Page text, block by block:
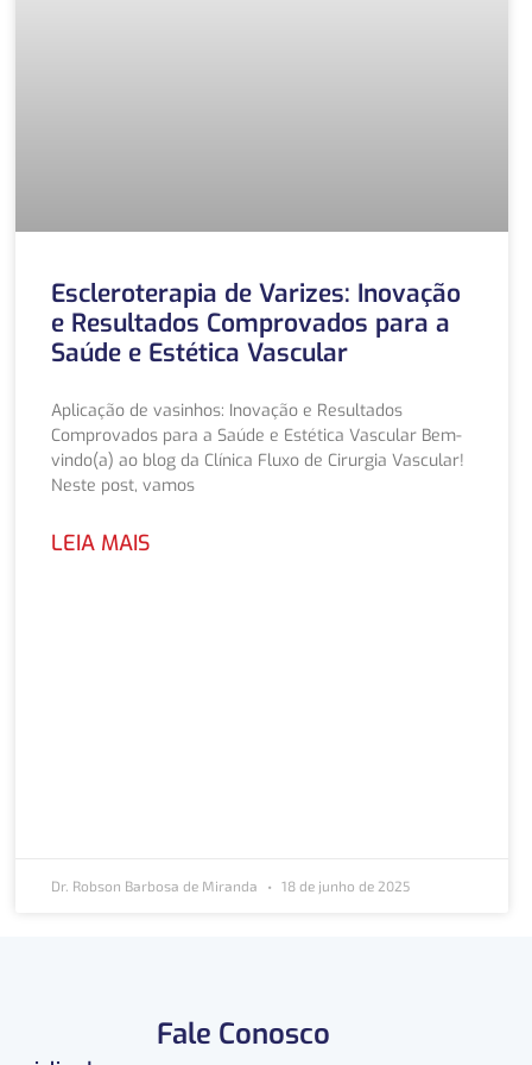
Escleroterapia de Varizes: Inovação
e Resultados Comprovados para a
Saúde e Estética Vascular
Aplicação de vasinhos: Inovação e Resultados
Comprovados para a Saúde e Estética Vascular Bem-
vindo(a) ao blog da Clínica Fluxo de Cirurgia Vascular!
Neste post, vamos
LEIA MAIS
Dr. Robson Barbosa de Miranda 18 de junho de 2025
Fale Conosco